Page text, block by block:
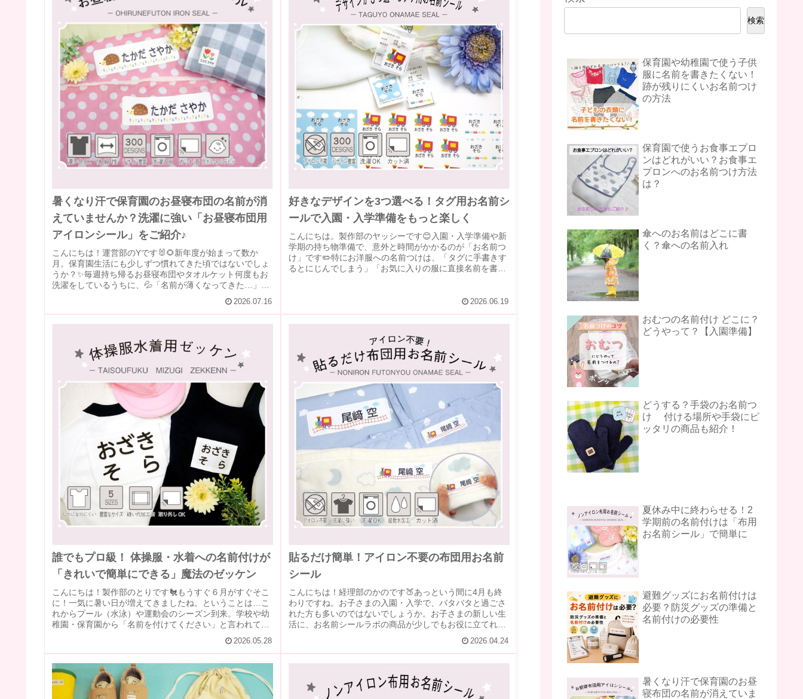
暑くなり汗で保育園のお昼寝布団の名前が消
えていませんか？洗濯に強い「お昼寝布団用
アイロンシール」をご紹介♪
こんにちは！運営部のYです🐰🌻新年度が始まって数か
月。保育園生活にも少しずつ慣れてきた頃ではないでしょ
うか？✨毎週持ち帰るお昼寝布団やタオルケット何度もお
洗濯をしているうちに、💦「名前が薄くなってきた…」💦
2026.07.16
好きなデザインを3つ選べる！タグ用お名前シ
ールで入園・入学準備をもっと楽しく
こんにちは。製作部のヤッシーです😊入園・入学準備や新
学期の持ち物準備で、意外と時間がかかるのが「お名前つ
け」です✏️特にお洋服への名前つけは、「タグに手書きす
るとにじんでしまう」「お気に入りの服に直接名前を書き
2026.06.19
誰でもプロ級！ 体操服・水着への名前付けが
「きれいで簡単にできる」魔法のゼッケン
こんにちは！製作部のとりです🐔もうすぐ６月がすぐそこ
に！一気に暑い日が増えてきましたね。ということは…こ
れからプール（水泳）や運動会のシーズン到来。学校や幼
稚園・保育園から「名前を付けてください」と言われて、
2026.05.28
貼るだけ簡単！アイロン不要の布団用お名前
シール
こんにちは！経理部のかのです🍑あっという間に4月も終
わりですね。お子さまの入園・入学で、バタバタと過ごさ
れた方も多いのではないでしょうか。お子さまの新しい生
活に、お名前シールラボの商品が少しでもお役に立てれば
2026.04.24
検索
保育園や幼稚園で使う子供
服に名前を書きたくない！
跡が残りにくいお名前つけ
の方法
保育園で使うお食事エプロ
ンはどれがいい？お食事エ
プロンへのお名前つけ方法
は？
傘へのお名前はどこに書
く？傘への名前入れ
おむつの名前付け どこに？
どうやって？【入園準備】
どうする？手袋のお名前つ
け 付ける場所や手袋にピ
ッタリの商品も紹介！
夏休み中に終わらせる！2
学期前の名前付けは「布用
お名前シール」で簡単に
避難グッズにお名前付けは
必要？防災グッズの準備と
名前付けの必要性
暑くなり汗で保育園のお昼
寝布団の名前が消えていま